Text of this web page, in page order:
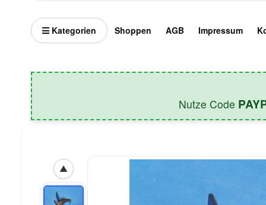
Kategorien Shoppen AGB Impressum
Nutze Code
▲